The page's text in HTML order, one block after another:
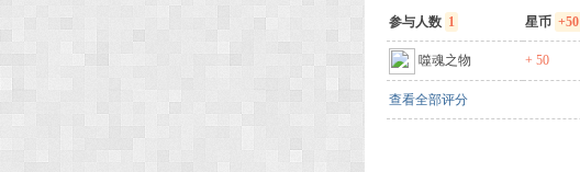
参与人数 1 星币 +50
噬魂之物 + 50
查看全部评分